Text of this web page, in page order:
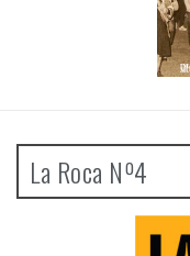
La Roca Nº4